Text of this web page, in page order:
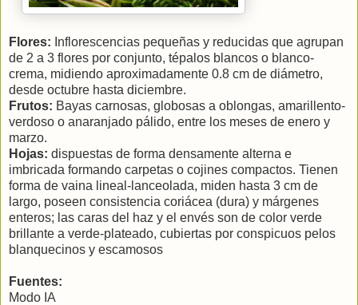
Flores: Inflorescencias pequeñas y reducidas que agrupan
de 2 a 3 flores por conjunto, tépalos blancos o blanco-
crema, midiendo aproximadamente 0.8 cm de diámetro,
desde octubre hasta diciembre.
Frutos: Bayas carnosas, globosas a oblongas, amarillento-
verdoso o anaranjado pálido, entre los meses de enero y
marzo.
Hojas: dispuestas de forma densamente alterna e
imbricada formando carpetas o cojines compactos. Tienen
forma de vaina lineal-lanceolada, miden hasta 3 cm de
largo, poseen consistencia coriácea (dura) y márgenes
enteros; las caras del haz y el envés son de color verde
brillante a verde-plateado, cubiertas por conspicuos pelos
blanquecinos y escamosos
Fuentes:
Modo IA